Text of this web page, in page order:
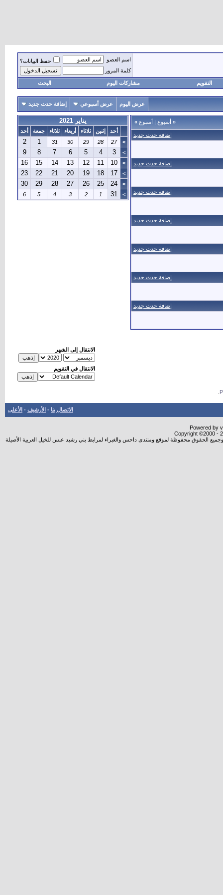
اسم العضو
حفظ البيانات؟
كلمة المرور
التقويم مشاركات اليوم البحث
عرض اليوم عرض أسبوعي إضافة حدث جديد
« أسبوع | أسبوع »
إضافة حدث جديد
إضافة حدث جديد
إضافة حدث جديد
إضافة حدث جديد
إضافة حدث جديد
إضافة حدث جديد
إضافة حدث جديد
يناير 2021
أحد إثنين ثلاثاء أربعاء ثلاثاء جمعة
أحد
>
27
28
29
30
31
1
2
>
3
4
5
6
7
8
9
>
10
11
12
13
14
15
16
>
17
18
19
20
21
22
23
>
24
25
26
27
28
29
30
>
31
1
2
3
4
5
6
الانتقال إلى الشهر
الانتقال في التقويم
الاتصال بنا - الأرشيف - الأعلى
Powered by
Copyright ©2000 -
الحقوق محفوظة لموقع ومنتدى داحس والغبراء لمرابط بني رشيد عبس للخيل العربية الأصيلة